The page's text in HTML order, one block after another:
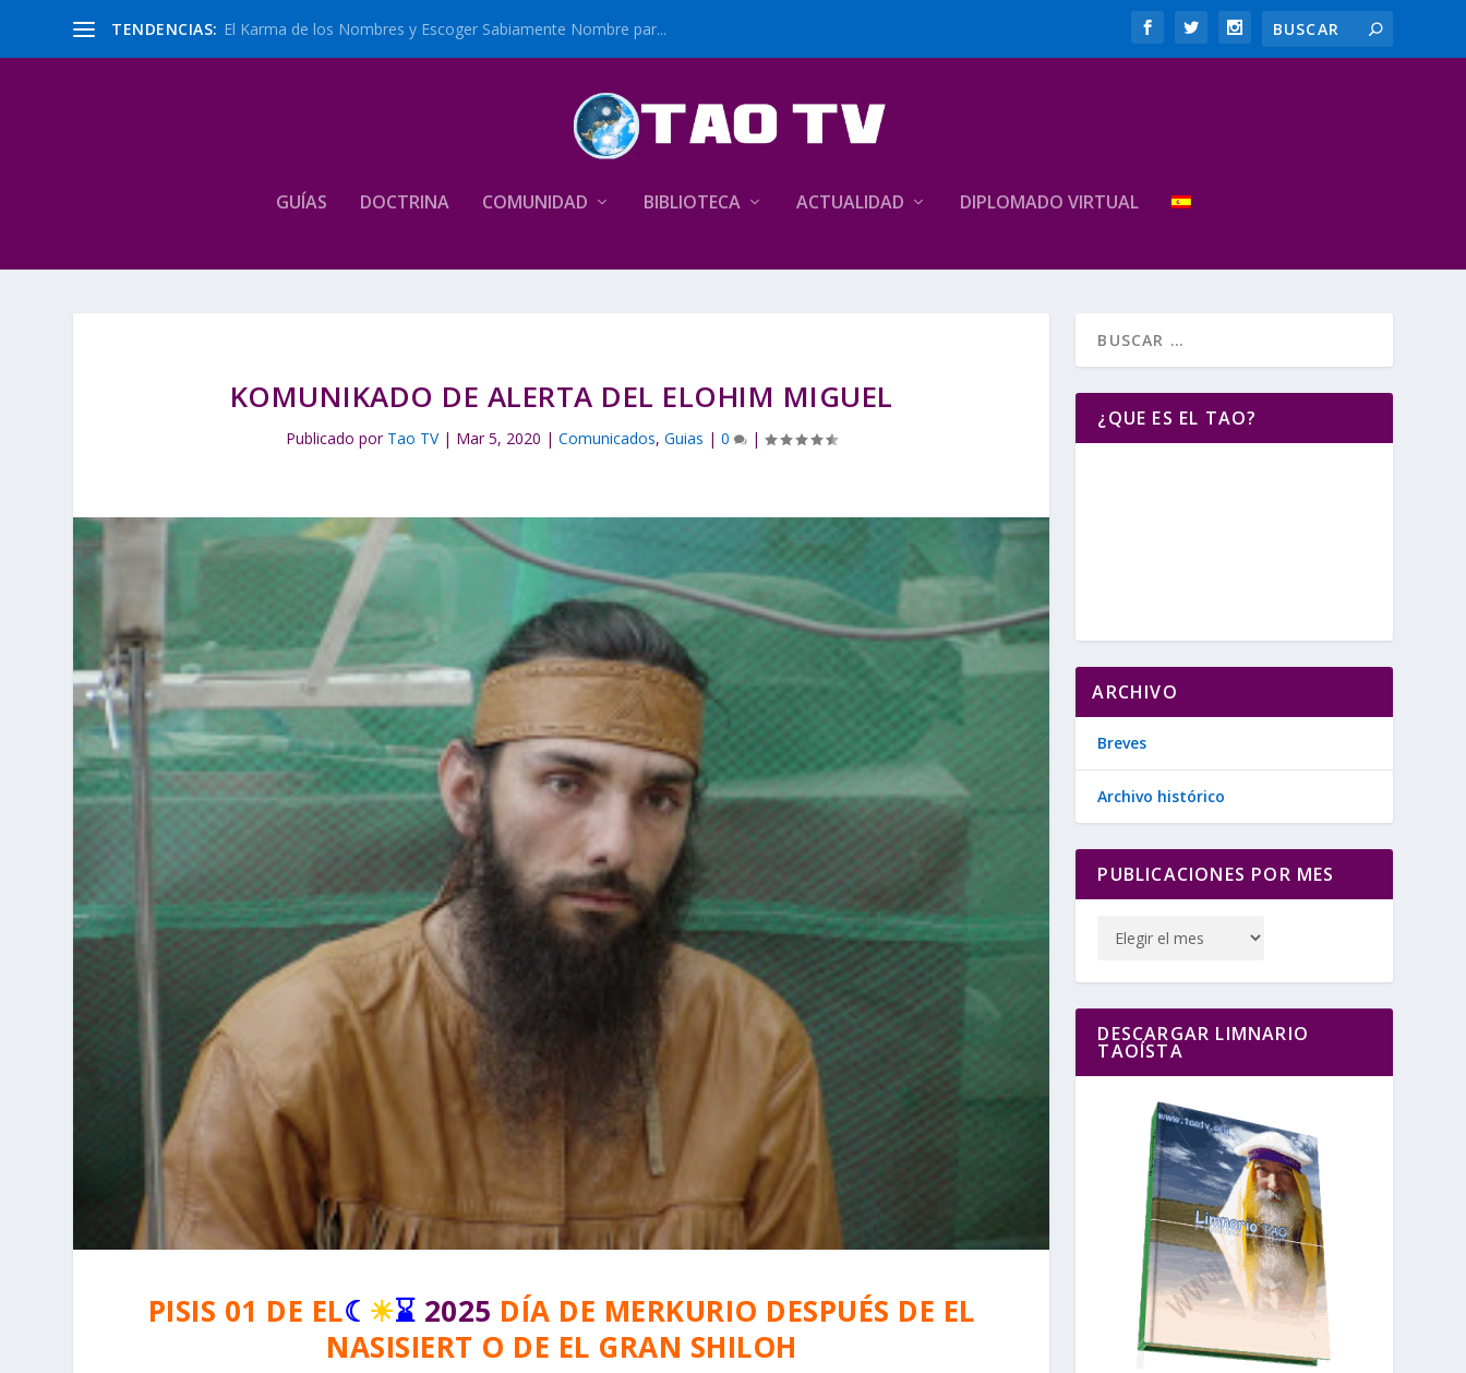
TENDENCIAS: El Karma de los Nombres y Escoger Sabiamente Nombre par...
GUÍAS DOCTRINA COMUNIDAD BIBLIOTECA ACTUALIDAD DIPLOMADO VIRTUAL
KOMUNIKADO DE ALERTA DEL ELOHIM MIGUEL
Publicado por Tao TV| Mar 5, 2020 |Comunicados,Guias |0 |
PISIS 01 DE EL☾ ☀⌛ 2025 DÍA DE MERKURIO DESPUÉS DE EL
NASISIERT O DE EL GRAN SHILOH
¿QUE ES EL TAO?
ARCHIVO
Breves
Archivo histórico
PUBLICACIONES POR MES
DESCARGAR LIMNARIO
TAOÍSTA